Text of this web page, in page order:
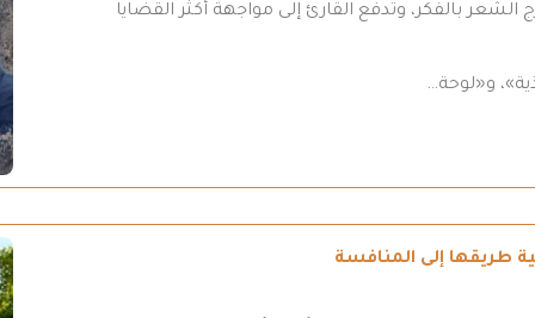
بالفكر، وتدفع القارئ إلى مواجهة أكثر القضايا
و«لوحة…